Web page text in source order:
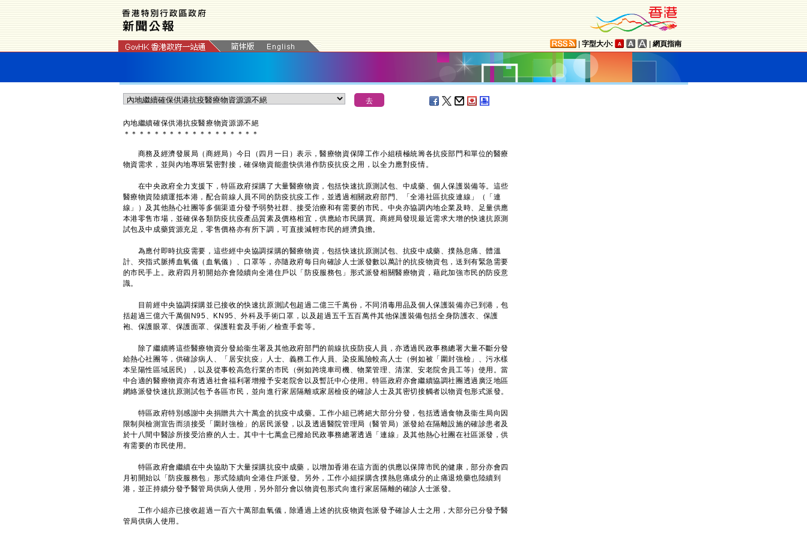
字型大小: 網頁指南
內地繼續確保供港抗疫醫療物資源源不絕
＊ ＊ ＊ ＊ ＊ ＊ ＊ ＊ ＊ ＊ ＊ ＊ ＊ ＊ ＊ ＊ ＊ ＊
商務及經濟發展局（商經局）今日（四月一日）表示，醫療物資保障工作小組積極統籌各抗疫部門和單位的醫療
物資需求，並與內地專班緊密對接，確保物資能盡快供港作防疫抗疫之用，以全力應對疫情。
在中央政府全力支援下，特區政府採購了大量醫療物資，包括快速抗原測試包、中成藥、個人保護裝備等。這些
醫療物資陸續運抵本港，配合前線人員不同的防疫抗疫工作，並透過相關政府部門、「全港社區抗疫連線」（「連
線」）及其他熱心社團等多個渠道分發予弱勢社群、接受治療和有需要的市民。中央亦協調內地企業及時、足量供應
本港零售市場，並確保各類防疫抗疫產品質素及價格相宜，供應給市民購買。商經局發現最近需求大增的快速抗原測
試包及中成藥貨源充足，零售價格亦有所下調，可直接減輕市民的經濟負擔。
為應付即時抗疫需要，這些經中央協調採購的醫療物資，包括快速抗原測試包、抗疫中成藥、撲熱息痛、體溫
計、夾指式脈搏血氧儀（血氧儀）、口罩等，亦隨政府每日向確診人士派發數以萬計的抗疫物資包，送到有緊急需要
的市民手上。政府四月初開始亦會陸續向全港住戶以「防疫服務包」形式派發相關醫療物資，藉此加強市民的防疫意
識。
目前經中央協調採購並已接收的快速抗原測試包超過二億三千萬份，不同消毒用品及個人保護裝備亦已到港，包
括超過三億六千萬個N95、KN95、外科及手術口罩，以及超過五千五百萬件其他保護裝備包括全身防護衣、保護
袍、保護眼罩、保護面罩、保護鞋套及手術／檢查手套等。
除了繼續將這些醫療物資分發給衞生署及其他政府部門的前線抗疫防疫人員，亦透過民政事務總署大量不斷分發
給熱心社團等，供確診病人、「居安抗疫」人士、義務工作人員、染疫風險較高人士（例如被「圍封強檢」、污水樣
本呈陽性區域居民），以及從事較高危行業的市民（例如跨境車司機、物業管理、清潔、安老院舍員工等）使用。當
中合適的醫療物資亦有透過社會福利署增撥予安老院舍以及暫託中心使用。特區政府亦會繼續協調社團透過廣泛地區
網絡派發快速抗原測試包予各區市民，並向進行家居隔離或家居檢疫的確診人士及其密切接觸者以物資包形式派發。
特區政府特別感謝中央捐贈共六十萬盒的抗疫中成藥。工作小組已將絕大部分分發，包括透過食物及衞生局向因
限制與檢測宣告而須接受「圍封強檢」的居民派發，以及透過醫院管理局（醫管局）派發給在隔離設施的確診患者及
於十八間中醫診所接受治療的人士。其中十七萬盒已撥給民政事務總署透過「連線」及其他熱心社團在社區派發，供
有需要的市民使用。
特區政府會繼續在中央協助下大量採購抗疫中成藥，以增加香港在這方面的供應以保障市民的健康，部分亦會四
月初開始以「防疫服務包」形式陸續向全港住戶派發。另外，工作小組採購含撲熱息痛成分的止痛退燒藥也陸續到
港，並正持續分發予醫管局供病人使用，另外部分會以物資包形式向進行家居隔離的確診人士派發。
工作小組亦已接收超過一百六十萬部血氧儀，除通過上述的抗疫物資包派發予確診人士之用，大部分已分發予醫
管局供病人使用。